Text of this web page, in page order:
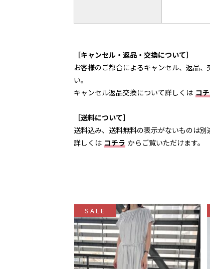
［キャンセル・返品・交換について］
お客様のご都合によるキャンセル、返品
い。
キャンセル返品交換について詳しくは コ
［送料について］
送料込み、送料無料の表示がないものは別
詳しくは コチラ からご覧いただけます。
SALE